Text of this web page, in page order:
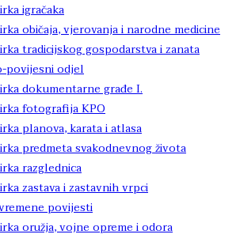
igračaka
običaja, vjerovanja i narodne medicine
tradicijskog gospodarstva i zanata
povijesni odjel
dokumentarne građe I.
fotografija KPO
planova, karata i atlasa
predmeta svakodnevnog života
razglednica
zastava i zastavnih vrpci
povijesti
oružja, vojne opreme i odora